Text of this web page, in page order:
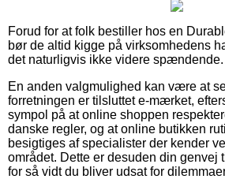
Forud for at folk bestiller hos en
bør de altid kigge på virksomhedens
det naturligvis ikke videre spændende.
En anden valgmulighed kan være at
forretningen er tilsluttet e-mærket,
sympol på at online shoppen
danske regler, og at online butikken
besigtiges af specialister der kender
området. Dette er desuden din
for så vidt du bliver udsat for